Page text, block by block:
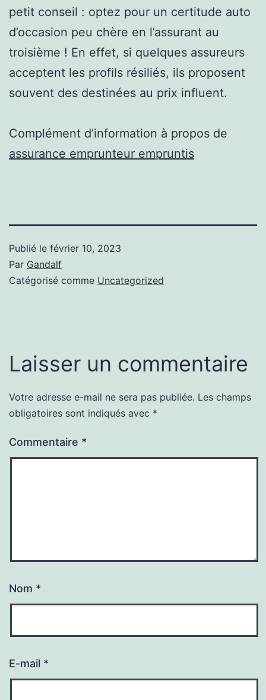
petit conseil : optez pour un certitude auto
d’occasion peu chère en l’assurant au
troisième ! En effet, si quelques assureurs
acceptent les profils résiliés, ils proposent
souvent des destinées au prix influent.
Complément d’information à propos de
assurance emprunteur empruntis
Publié le février 10, 2023
Par Gandalf
Catégorisé comme Uncategorized
Laisser un commentaire
Votre adresse e-mail ne sera pas publiée. Les champs
obligatoires sont indiqués avec *
Commentaire *
Nom *
E-mail *